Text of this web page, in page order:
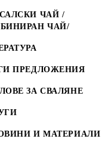
ЧАЙ /
ЧАЙ/
ПРЕДЛОЖЕНИЯ
ЗА СВАЛЯНЕ
И МАТЕРИАЛИ